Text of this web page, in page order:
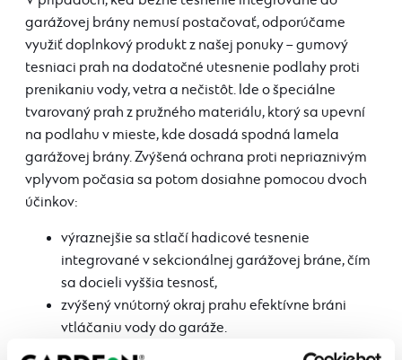
garážovej brány nemusí postačovať, odporúčame
využiť doplnkový produkt z našej ponuky – gumový
tesniaci prah na dodatočné utesnenie podlahy proti
prenikaniu vody, vetra a nečistôt. Ide o špeciálne
tvarovaný prah z pružného materiálu, ktorý sa upevní
na podlahu v mieste, kde dosadá spodná lamela
garážovej brány. Zvýšená ochrana proti nepriaznivým
vplyvom počasia sa potom dosiahne pomocou dvoch
účinkov:
výraznejšie sa stlačí hadicové tesnenie
integrované v sekcionálnej garážovej bráne, čím
sa docieli vyššia tesnosť,
zvýšený vnútorný okraj prahu efektívne bráni
vtláčaniu vody do garáže.